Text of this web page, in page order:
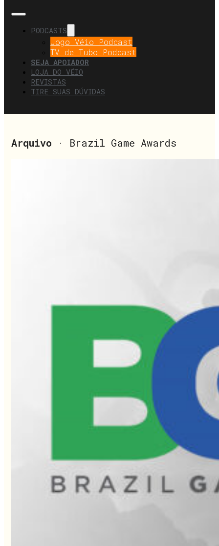
PODCASTS
Jogo Véio Podcast
TV de Tubo Podcast
SEJA APOIADOR
LOJA DO VÉIO
REVISTAS
TIRE SUAS DÚVIDAS
Arquivo · Brazil Game Awards